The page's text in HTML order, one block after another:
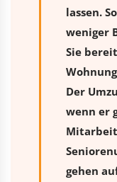
lassen.
weniger
Sie
Der
wenn er
gehen